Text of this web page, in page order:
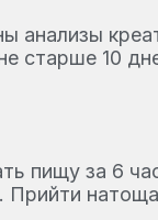
анализы
старше 10
пищу за 6
Прийти